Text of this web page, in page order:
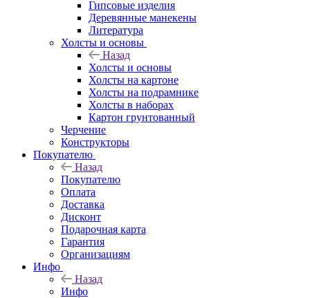
Гипсовые изделия
Деревянные манекены
Литература
Холсты и основы
Назад
Холсты и основы
Холсты на картоне
Холсты на подрамнике
Холсты в наборах
Картон грунтованный
Черчение
Конструкторы
Покупателю
Назад
Покупателю
Оплата
Доставка
Дисконт
Подарочная карта
Гарантия
Организациям
Инфо
Назад
Инфо